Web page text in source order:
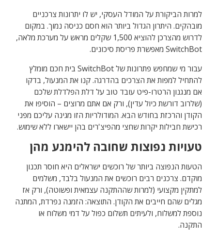
למרות הביקורת על המודל העסקי, יש לו יתרונות צרכניים
מובהקים. היתרון הגדול ביותר הוא חסם כניסה נמוך. במקום
לדרוש מהצרכן להוציא 1,500 שקלים מראש על מערכת מלאה,
SwitchBot מאפשרת פריסת סיכונים.
עבור מי שמחפש פתרונות של SwitchBot בית חכם מומלץ
להתחיל למפות את הצרכים בהדרגה. קנו את המנעול, בדקו
אם מנגנון הרטרו-פיט עובד טוב על דלת הפלדלת שלכם
(שלרוב דורשת כיול עדין), ורק אם אתם מרוצים – הוסיפו את
הקודן והרכזת בחודש הבא. המודולריות הזו מגינה עליכם מפני
רכישת חבילות יקרות שחצי מהפיצ'רים בהן יישארו ללא שימוש.
טעויות נפוצות שחובה להימנע מהן
הטעות הנפוצה ביותר של רוכשים ישראלים היא חוסר תכנון
מוקדם. צרכנים רבים רוכשים את המנעול בלבד, משלמים
למתקין מקצועי (למרות שההתקנה עצמאית ופשוטה), ורק אז
מגלים שהם חייבים את הקודן. התוצאה: הזמנה נפרדת, המתנה
נוספת למשלוח, ולעיתים תשלום כפול על דמי משלוח או
התקנה.